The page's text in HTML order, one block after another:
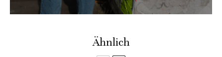
Ähnlich